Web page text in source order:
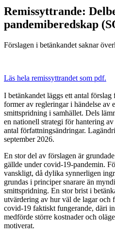
Remissyttrande:
pandemiberedskap
Förslagen i betänkandet saknar
Läs hela remissyttrandet som pdf.
I betänkandet läggs ett antal
former av regleringar i händelse av
smittspridning i samhället. Dels
en nationell strategi för hantering
antal författningsändringar.
september 2026.
En stor del av förslagen är
gällde under covid-19-pandemin.
vanskligt, då dylika synnerligen
grundas i principer snarare än
smittspridning. En stor brist i
utvärdering av hur väl de lagar och
covid-19 faktiskt fungerande, däri
medförde större kostnader och
motiverat.